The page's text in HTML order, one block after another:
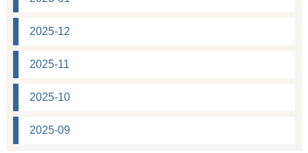
2025-12
2025-11
2025-10
2025-09